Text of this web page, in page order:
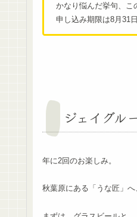
かなり悩んだ挙句、こ
申し込み期限は8月31
ジェイグル
年に2回のお楽しみ。
秋葉原にある「うな匠」